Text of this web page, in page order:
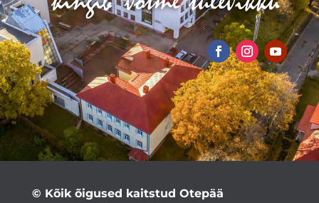
© Kõik õigused kaitstud Otepää